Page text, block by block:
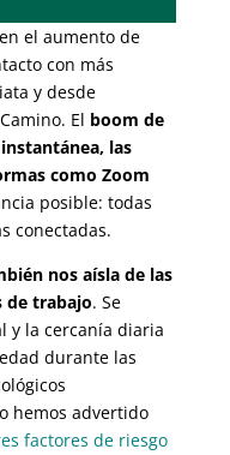
el aumento de
con más
y desde
El boom de
las
como Zoom
posible: todas
conectadas.
nos aísla de las
de trabajo. Se
y la cercanía diaria
durante las
hemos advertido
factores de riesgo